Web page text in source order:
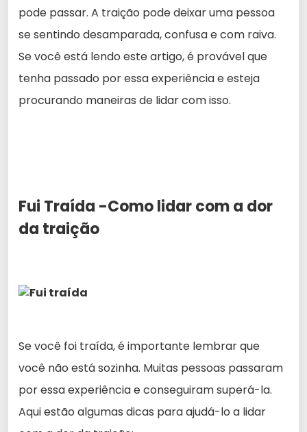
pode passar. A traição pode deixar uma pessoa
se sentindo desamparada, confusa e com raiva.
Se você está lendo este artigo, é provável que
tenha passado por essa experiência e esteja
procurando maneiras de lidar com isso.
Fui Traída -Como lidar com a dor
da traição
Se você foi traída, é importante lembrar que
você não está sozinha. Muitas pessoas passaram
por essa experiência e conseguiram superá-la.
Aqui estão algumas dicas para ajudá-lo a lidar